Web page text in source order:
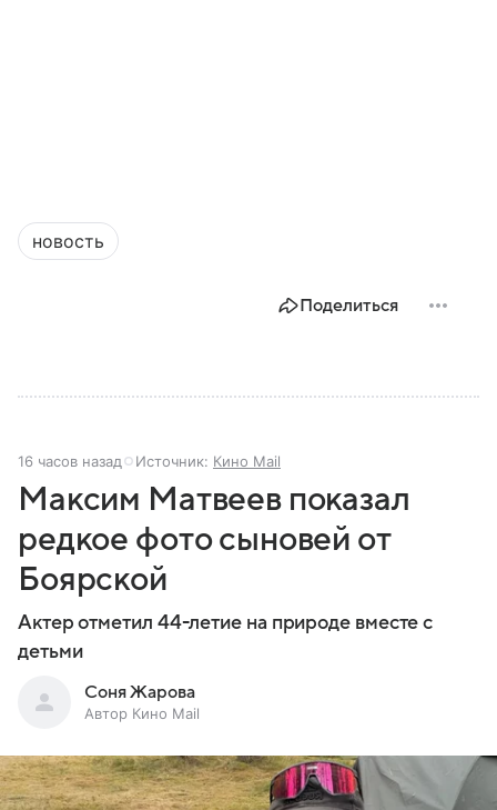
новость
Поделиться
16 часов назад Источник: Кино Mail
Максим Матвеев показал
редкое фото сыновей от
Боярской
Актер отметил 44-летие на природе вместе с
детьми
Соня Жарова
Автор Кино Mail